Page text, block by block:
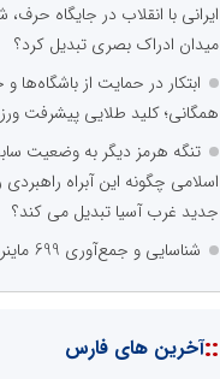
ایرانی با انقلاب در جایگاه
میدان ادراک بصری تبدیل کرد؟
ابتکار در حمایت از
همگانی؛ کلید طلایی پیشرفت
تنگه هرمز دیگر به وضعیت
اسلامی چگونه این آبراه
جدید غرب آسیا تبدیل می کند؟
شناسایی و جمع‌آوری 699 ماینر غیرمجاز در استان تهران
::آخرین های فارس